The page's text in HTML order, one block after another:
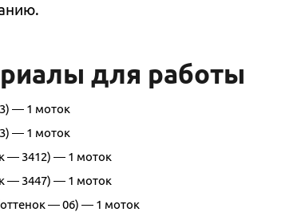
для работы
— 1 моток
— 1 моток
— 3412) — 1 моток
— 3447) — 1 моток
— 06) — 1 моток